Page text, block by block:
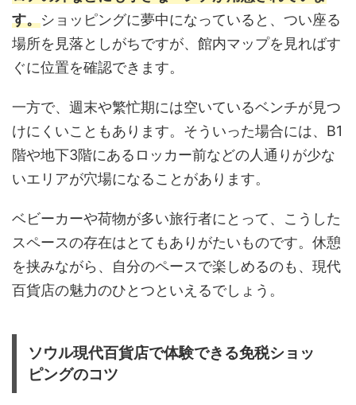
す。ショッピングに夢中になっていると、つい座る
場所を見落としがちですが、館内マップを見ればす
ぐに位置を確認できます。
一方で、週末や繁忙期には空いているベンチが見つ
けにくいこともあります。そういった場合には、B1
階や地下3階にあるロッカー前などの人通りが少な
いエリアが穴場になることがあります。
ベビーカーや荷物が多い旅行者にとって、こうした
スペースの存在はとてもありがたいものです。休憩
を挟みながら、自分のペースで楽しめるのも、現代
百貨店の魅力のひとつといえるでしょう。
ソウル現代百貨店で体験できる免税ショッ
ピングのコツ